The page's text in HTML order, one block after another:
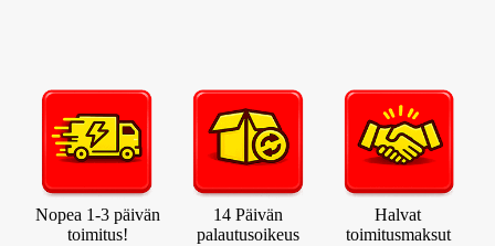
Nopea 1-3 päivän
toimitus!
14 Päivän
palautusoikeus
Halvat
toimitusmaksut